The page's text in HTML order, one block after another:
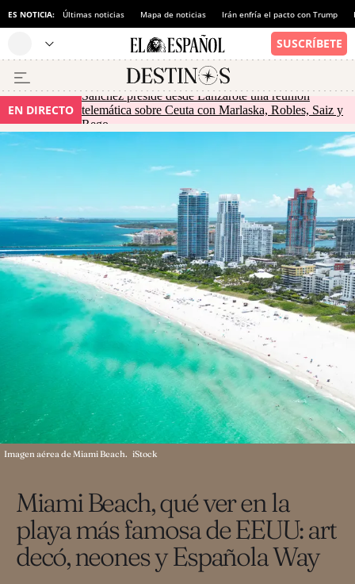
ES NOTICIA: Últimas noticias Mapa de noticias Irán enfría el pacto con Trump
EN DIRECTO
Sánchez preside desde Lanzarote una reunión
telemática sobre Ceuta con Marlaska, Robles, Saiz y
Rego
Miami Beach, qué ver en la
playa más famosa de EEUU: art
decó, neones y Española Way
Imagen aérea de Miami Beach. iStock